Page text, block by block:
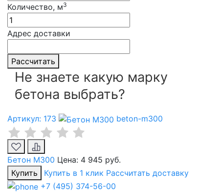
Количество, м3
Адрес доставки
Рассчитать
Не знаете какую марку
бетона выбрать?
Артикул: 173 beton-m300
Бетон М300 Цена: 4 945 руб.
Купить
Купить в 1 клик Рассчитать доставку
+7 (495) 374-56-00